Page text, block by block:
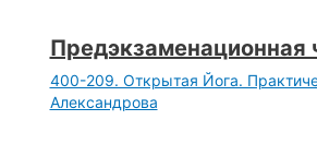
Предэкзаменационная
400-209. Открытая Йога.
Александрова